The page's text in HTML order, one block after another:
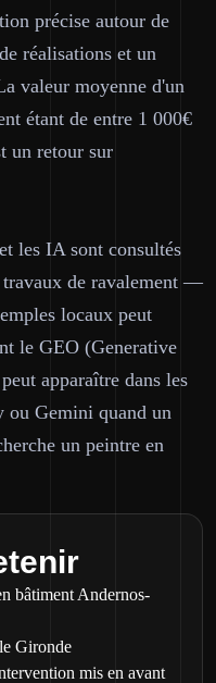
précise autour de
réalisations et un
valeur moyenne d'un
étant de entre 1 000€
un retour sur
les IA sont consultés
de ravalement —
locaux peut
le GEO (Generative
apparaître dans les
ou Gemini quand un
un peintre en
bâtiment Andernos-
Gironde
mis en avant